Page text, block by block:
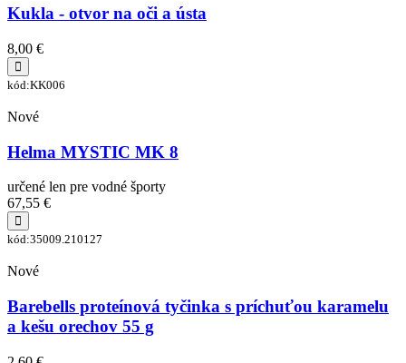
Kukla - otvor na oči a ústa
8,00 €
kód:KK006
Nové
Helma MYSTIC MK 8
určené len pre vodné športy
67,55 €
kód:35009.210127
Nové
Barebells proteínová tyčinka s príchuťou karamelu
a kešu orechov 55 g